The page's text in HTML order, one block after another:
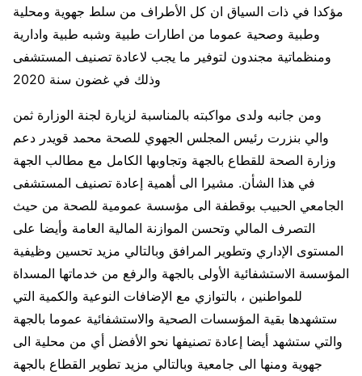
مؤكدا في ذات السياق ان كل الأطراف من سلط جهوية ومحلية
وطبية وصحية عموما من اطارات طبية وشبه طبية وادارية
ومنظماتية مجندون لتوفير ما يجب لاعادة تصنيف المستشفى
وذلك في غضون سنة 2020
ومن جانبه ولدى مواكبته بالمناسبة لزيارة لجنة الوزارة ثمن
والي بنزرت رئيس المجلس الجهوي للصحة محمد قويدر دعم
وزارة الصحة للقطاع بالجهة وتجاوبها الكامل مع مطالب الجهة
في هذا الشأن. مشيرا الى أهمية إعادة تصنيف المستشفى
الجامعي الحبيب بوقطفة الى مؤسسة عمومية للصحة من حيث
التصرف المالي وتحسن الموازنة المالية العامة وأيضا على
المستوى الإداري وتطوير المرافق وبالتالي مزيد تحسين وظيفية
المؤسسة الاستشفائية الأولى بالجهة والرفع من خدماتها المسداة
للمواطنين ، بالتوازي مع الإضافات النوعية والكمية التي
ستشهدها بقية المؤسسات الصحية والاستشفائية عموما بالجهة
والتي ستشهد أيضا إعادة تصنيفها نحو الأفضل أي من محلية الى
جهوية ومنها الى جامعية وبالتالي مزيد تطوير القطاع بالجهة